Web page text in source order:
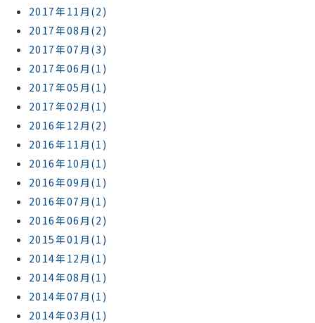
2017年11月(2)
2017年08月(2)
2017年07月(3)
2017年06月(1)
2017年05月(1)
2017年02月(1)
2016年12月(2)
2016年11月(1)
2016年10月(1)
2016年09月(1)
2016年07月(1)
2016年06月(2)
2015年01月(1)
2014年12月(1)
2014年08月(1)
2014年07月(1)
2014年03月(1)